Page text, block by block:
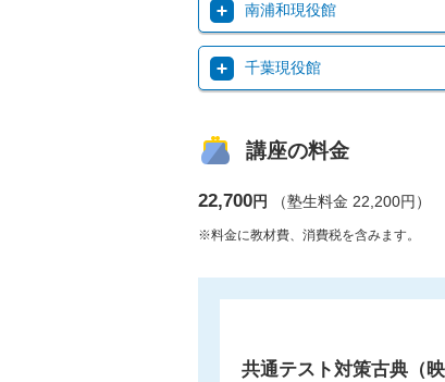
南浦和現役館
千葉現役館
講座の料金
22,700円 （塾生料金 22,200円）
※料金に教材費、消費税を含みます。
共通テスト対策古典（映